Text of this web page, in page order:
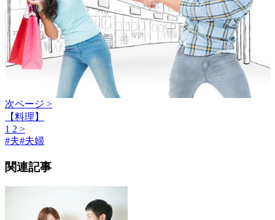
次ページ >
【料理】
1 2 >
#夫#夫婦
関連記事